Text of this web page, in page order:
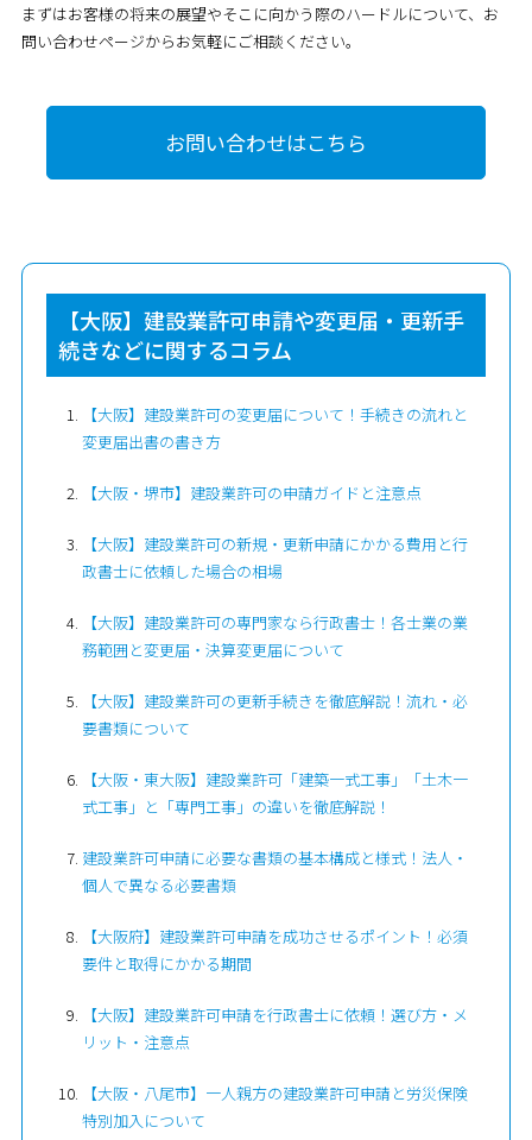
まずはお客様の将来の展望やそこに向かう際のハードルについて、お
問い合わせページからお気軽にご相談ください。
お問い合わせはこちら
【大阪】建設業許可申請や変更届・更新手
続きなどに関するコラム
【大阪】建設業許可の変更届について！手続きの流れと
変更届出書の書き方
【大阪・堺市】建設業許可の申請ガイドと注意点
【大阪】建設業許可の新規・更新申請にかかる費用と行
政書士に依頼した場合の相場
【大阪】建設業許可の専門家なら行政書士！各士業の業
務範囲と変更届・決算変更届について
【大阪】建設業許可の更新手続きを徹底解説！流れ・必
要書類について
【大阪・東大阪】建設業許可「建築一式工事」「土木一
式工事」と「専門工事」の違いを徹底解説！
建設業許可申請に必要な書類の基本構成と様式！法人・
個人で異なる必要書類
【大阪府】建設業許可申請を成功させるポイント！必須
要件と取得にかかる期間
【大阪】建設業許可申請を行政書士に依頼！選び方・メ
リット・注意点
【大阪・八尾市】一人親方の建設業許可申請と労災保険
特別加入について